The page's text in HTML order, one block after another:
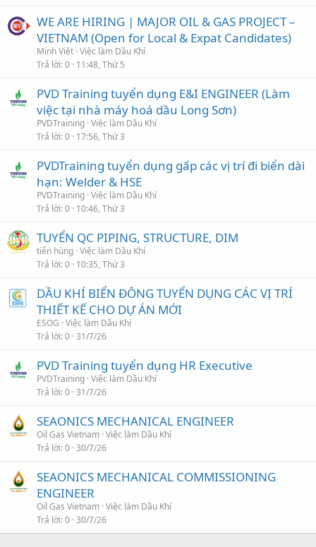
WE ARE HIRING | MAJOR OIL & GAS PROJECT –
VIETNAM (Open for Local & Expat Candidates)
Minh Việt Việc làm Dầu Khí
Trả lời 0 11:48, Thứ 5
PVD Training tuyển dụng E&I ENGINEER (Làm
việc tại nhà máy hoá dầu Long Sơn)
PVDTraining Việc làm Dầu Khí
Trả lời 0 17:56, Thứ 3
PVDTraining tuyển dụng gấp các vị trí đi biển dài
hạn: Welder & HSE
PVDTraining Việc làm Dầu Khí
Trả lời 0 10:46, Thứ 3
TUYỂN QC PIPING, STRUCTURE, DIM
tiến hùng Việc làm Dầu Khí
Trả lời 0 10:35, Thứ 3
DẦU KHÍ BIỂN ĐÔNG TUYỂN DỤNG CÁC VỊ TRÍ
THIẾT KẾ CHO DỰ ÁN MỚI
ESOG Việc làm Dầu Khí
Trả lời 0 31/7/26
PVD Training tuyển dụng HR Executive
PVDTraining Việc làm Dầu Khí
Trả lời 0 31/7/26
SEAONICS MECHANICAL ENGINEER
Oil Gas Vietnam Việc làm Dầu Khí
Trả lời 0 30/7/26
SEAONICS MECHANICAL COMMISSIONING
ENGINEER
Oil Gas Vietnam Việc làm Dầu Khí
Trả lời 0 30/7/26